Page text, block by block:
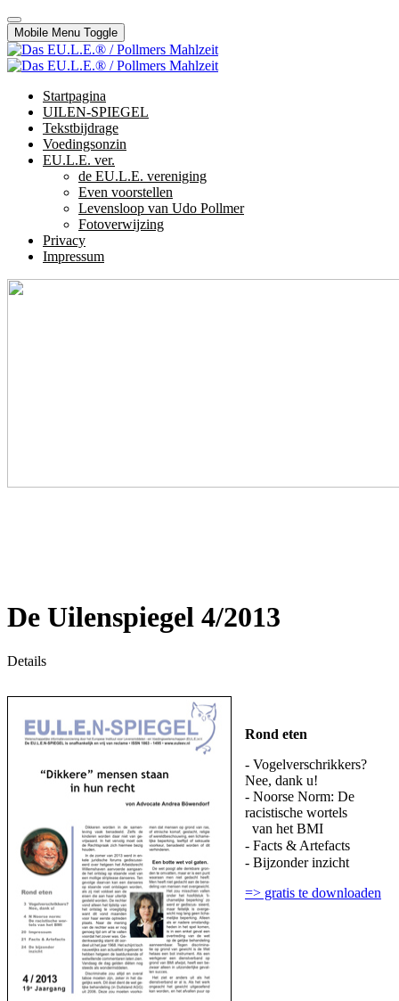
Mobile Menu Toggle
Startpagina
UILEN-SPIEGEL
Tekstbijdrage
Voedingsonzin
EU.L.E. ver.
de EU.L.E. vereniging
Even voorstellen
Levensloop van Udo Pollmer
Fotoverwijzing
Privacy
Impressum
De Uilenspiegel 4/2013
Details
Rond eten
- Vogelverschrikkers?
Nee, dank u!
- Noorse Norm: De
racistische wortels
van het BMI
- Facts & Artefacts
- Bijzonder inzicht
=> gratis te downloaden